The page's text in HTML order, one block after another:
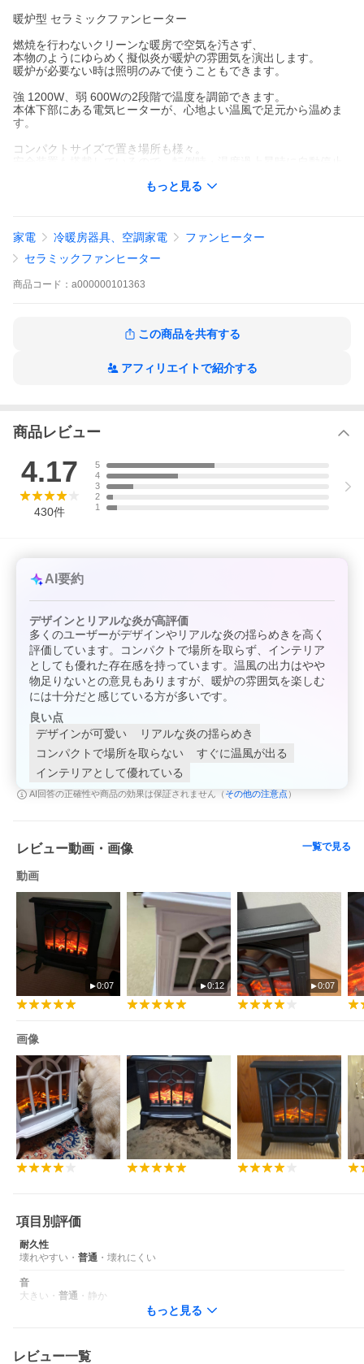
暖炉型 セラミックファンヒーター
燃焼を行わないクリーンな暖房で空気を汚さず、
本物のようにゆらめく擬似炎が暖炉の雰囲気を演出します。
暖炉が必要ない時は照明のみで使うこともできます。
強 1200W、弱 600Wの2段階で温度を調節できます。
本体下部にある電気ヒーターが、心地よい温風で足元から温めま
す。
コンパクトサイズで置き場所も様々。
電源：AC100V 50/60Hz
コード長：約1.5m
消費電力：弱/600W 強/1200W
安全装置：過昇防止機能、転倒時自動電源OFF機能
セット内容：本体、脚部×4、ネジ×12、取扱説明書（保証書）
関連ワード 暖房機器 速暖 セラミックファンヒーター 擬似炎 安
全装置 転倒OFF機能 保護装置 北欧風 おしゃれ アンティーク調
省エネ エコ eco あったか 暖か ぽかぽか ポカポカ 冬物家電 新生
もっと見る
家電 冷暖房器具、空調家電
ファンヒーター
セラミックファンヒーター
商品 コード： a000000101363
この商品を共有する
アフィリエイトで紹介する
商品レビュー
4.17
430件
5
4
3
2
1
AI要約
デザインとリアルな炎が高評価
多くのユーザーがデザインやリアルな炎の揺らめきを高く
評価しています。コンパクトで場所を取らず、インテリア
としても優れた存在感を持っています。温風の出力はやや
物足りないとの意見もありますが、暖炉の雰囲気を楽しむ
には十分だと感じている方が多いです。
良い点
デザインが可愛い
リアルな炎の揺らめき
コンパクトで場所を取らない
すぐに温風が出る
インテリアとして優れている
AI回答の正確性や商品の効果は保証されません（ その他の注意点 ）
レビュー動画・画像 一覧で見る
動画
0:07 0:12 0:07
画像
項目別評価
耐久性
壊れやすい ・ 普通 ・ 壊れにくい
音
大きい ・ 普通 ・ 静か
もっと見る
レビュー一覧